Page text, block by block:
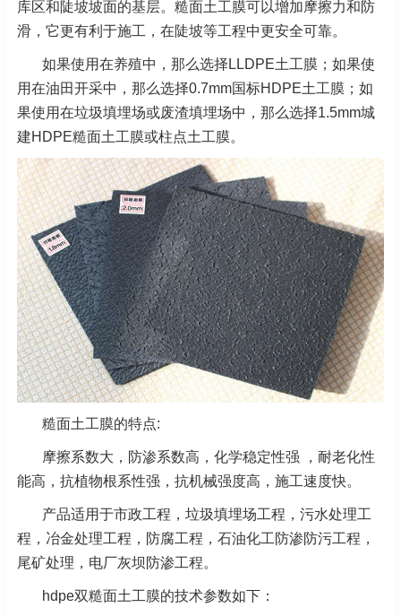
库区和陡坡坡面的基层。糙面土工膜可以增加摩擦力和防
滑，它更有利于施工，在陡坡等工程中更安全可靠。
如果使用在养殖中，那么选择LLDPE土工膜；如果使
用在油田开采中，那么选择0.7mm国标HDPE土工膜；如
果使用在垃圾填埋场或废渣填埋场中，那么选择1.5mm城
建HDPE糙面土工膜或柱点土工膜。
糙面土工膜的特点:
摩擦系数大，防渗系数高，化学稳定性强 ，耐老化性
能高，抗植物根系性强，抗机械强度高，施工速度快。
产品适用于市政工程，垃圾填埋场工程，污水处理工
程，冶金处理工程，防腐工程，石油化工防渗防污工程，
尾矿处理，电厂灰坝防渗工程。
hdpe双糙面土工膜的技术参数如下：